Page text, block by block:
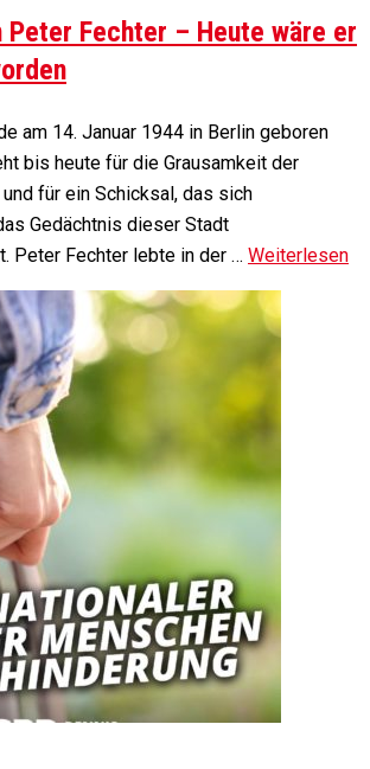
Peter Fechter – Heute wäre er
am 14. Januar 1944 in Berlin geboren
bis heute für die Grausamkeit der
für ein Schicksal, das sich
Gedächtnis dieser Stadt
Peter Fechter lebte in der … Weiterlesen